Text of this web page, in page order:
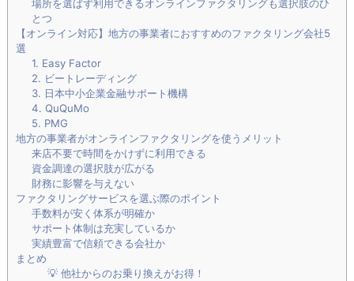
場所を選ばず利用できるオンラインファクタリングも選択肢のひ
とつ
【オンライン対応】地方の事業者におすすめのファクタリング会社5
選
1. Easy Factor
2. ビートレーディング
3. 日本中小企業金融サポート機構
4. QuQuMo
5. PMG
地方の事業者がオンラインファクタリングを使うメリット
来店不要で時間をかけずに利用できる
資金調達の選択肢が広がる
財務に影響を与えない
ファクタリングサービスを選ぶ際のポイント
手数料が安く体系が明確か
サポート体制は充実しているか
実績豊富で信頼できる会社か
まとめ
💡 他社からのお乗り換えがお得！